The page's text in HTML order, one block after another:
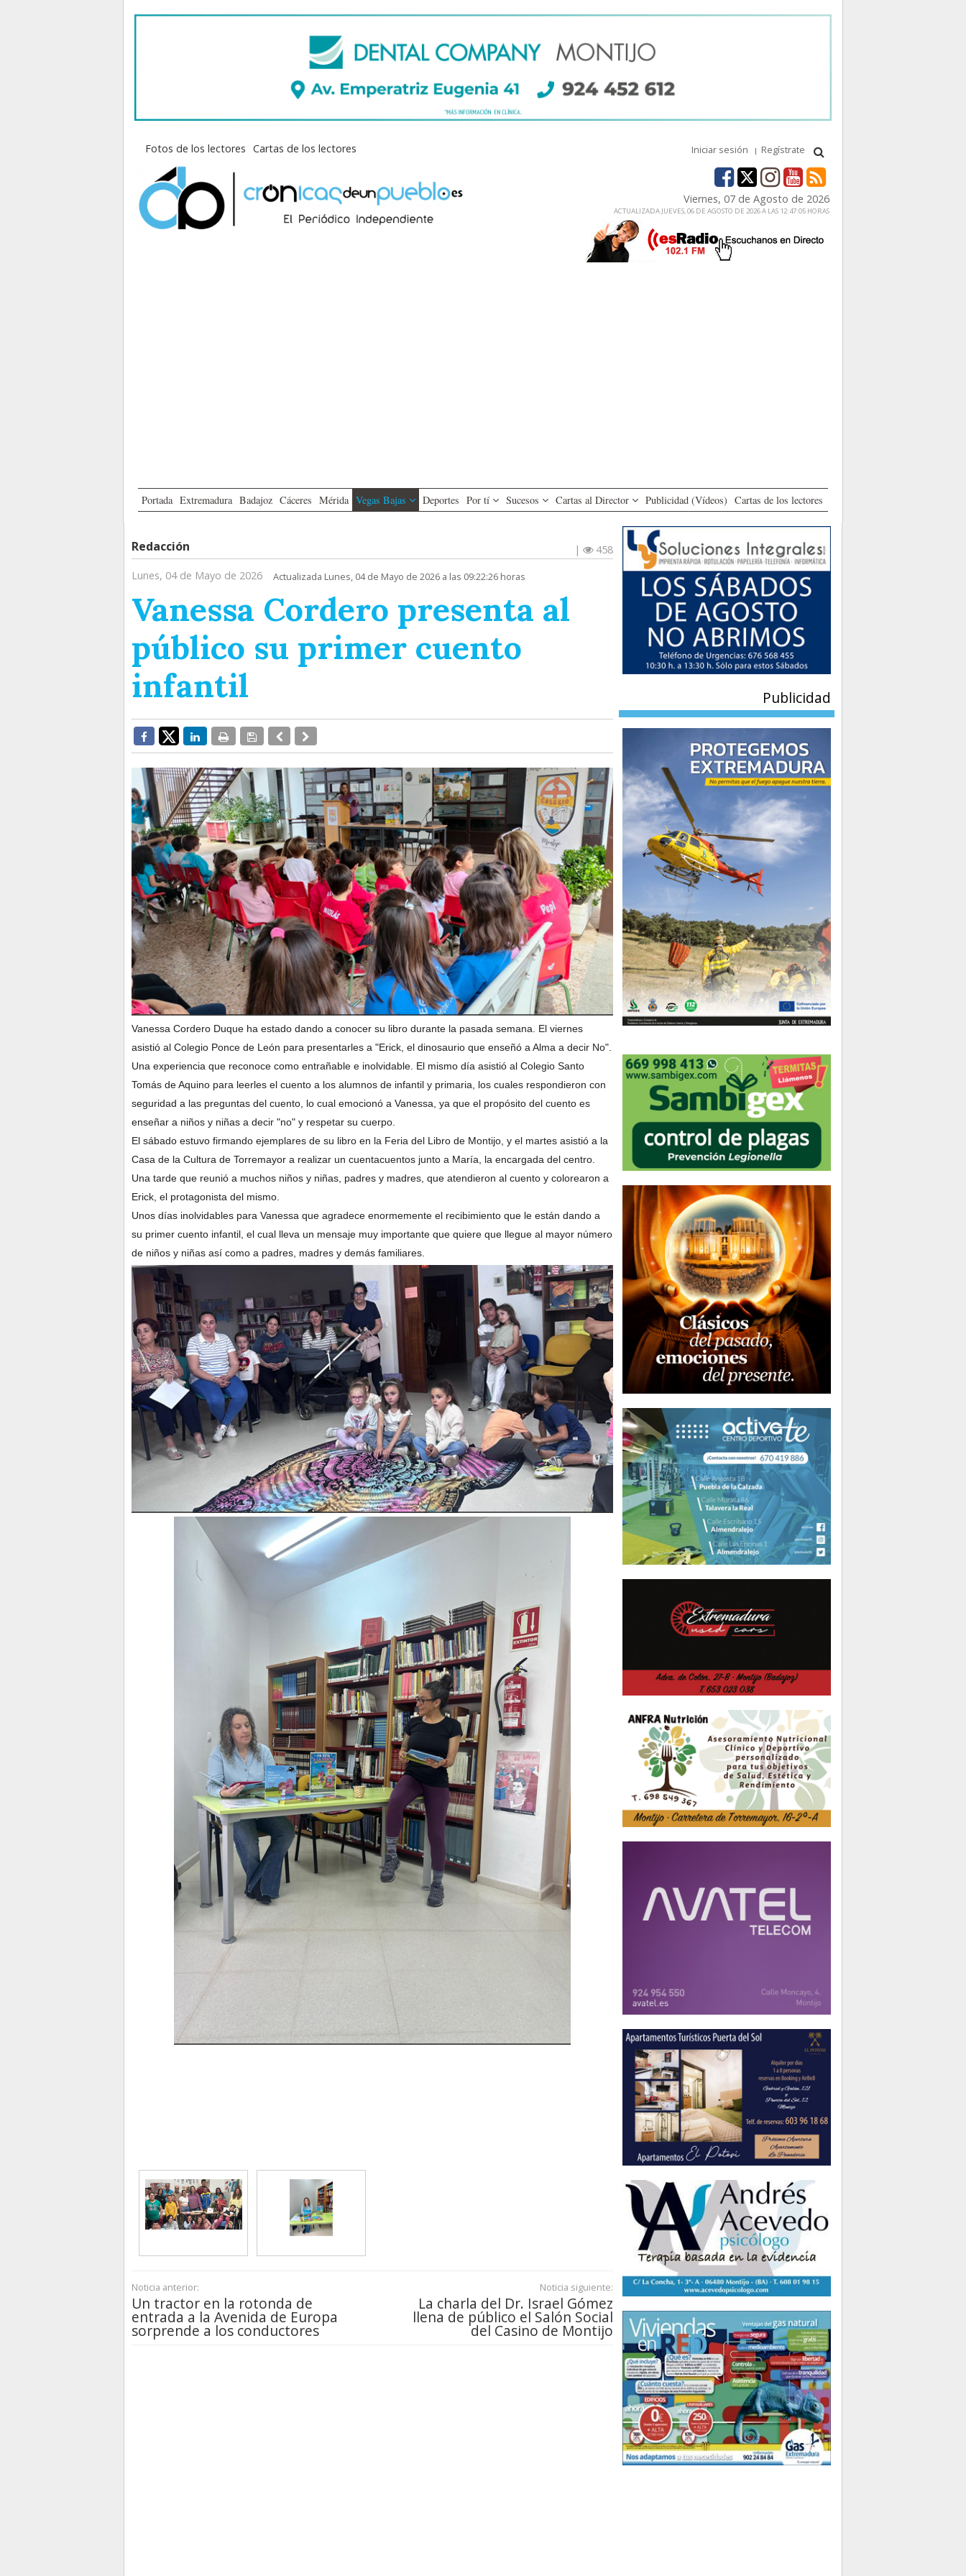
Fotos de los lectores Cartas de los lectores Iniciar sesión Regístrate
Viernes, 07 de Agosto de 2026
ACTUALIZADA JUEVES, 06 DE AGOSTO DE 2026 A LAS 12:47:05 HORAS
Portada Extremadura Badajoz Cáceres Mérida Vegas Bajas Deportes Por tí Sucesos Cartas al Director Publicidad (Vídeos) Cartas de los lectores
Redacción |
458
Lunes, 04 de Mayo de 2026
Actualizada Lunes, 04 de Mayo de 2026 a las 09:22:26 horas
Vanessa Cordero presenta al
público su primer cuento
infantil
Vanessa Cordero Duque ha estado dando a conocer su libro durante la pasada semana. El viernes
asistió al Colegio Ponce de León para presentarles a "Erick, el dinosaurio que enseñó a Alma a decir No".
Una experiencia que reconoce como entrañable e inolvidable. El mismo día asistió al Colegio Santo
Tomás de Aquino para leerles el cuento a los alumnos de infantil y primaria, los cuales respondieron con
seguridad a las preguntas del cuento, lo cual emocionó a Vanessa, ya que el propósito del cuento es
enseñar a niños y niñas a decir "no" y respetar su cuerpo.
El sábado estuvo firmando ejemplares de su libro en la Feria del Libro de Montijo, y el martes asistió a la
Casa de la Cultura de Torremayor a realizar un cuentacuentos junto a María, la encargada del centro.
Una tarde que reunió a muchos niños y niñas, padres y madres, que atendieron al cuento y colorearon a
Erick, el protagonista del mismo.
Unos días inolvidables para Vanessa que agradece enormemente el recibimiento que le están dando a
su primer cuento infantil, el cual lleva un mensaje muy importante que quiere que llegue al mayor número
de niños y niñas así como a padres, madres y demás familiares.
Noticia anterior:
Un tractor en la rotonda de
entrada a la Avenida de Europa
sorprende a los conductores
Noticia siguiente:
La charla del Dr. Israel Gómez
llena de público el Salón Social
del Casino de Montijo
Publicidad